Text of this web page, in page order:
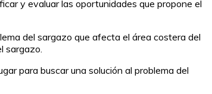
y evaluar las oportunidades que propone el
del sargazo que afecta el área costera del
sargazo.
para buscar una solución al problema del